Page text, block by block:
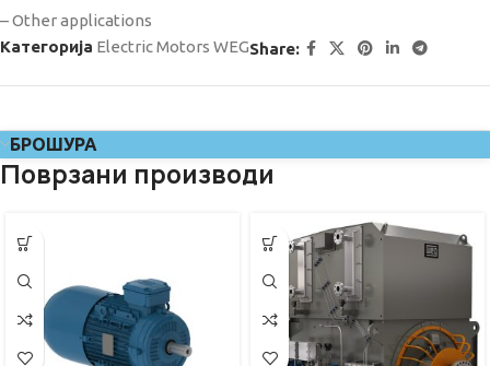
– Other applications
Категорија Electric Motors WEGShare:
БРОШУРА
Поврзани производи